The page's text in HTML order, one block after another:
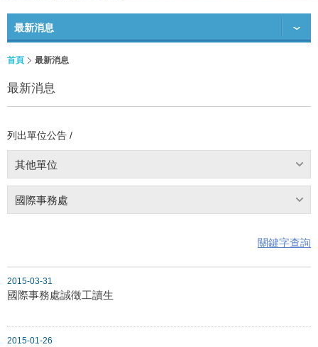
最新消息
首頁 最新消息
最新消息
列出單位公告 /
其他單位
國際事務處
關鍵字查詢
2015-03-31
國際事務處誠徵工讀生
2015-01-26